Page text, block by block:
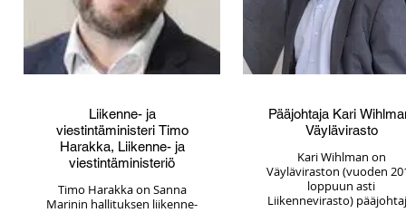
Liikenne- ja
viestintäministeri Timo
Harakka, Liikenne- ja
viestintäministeriö
Timo Harakka on Sanna
Marinin hallituksen liikenne-
Pääjohtaja Kari
Väylävirasto
Kari Wihlman on
Väyläviraston (vuoden
loppuun asti
Liikennevirasto)